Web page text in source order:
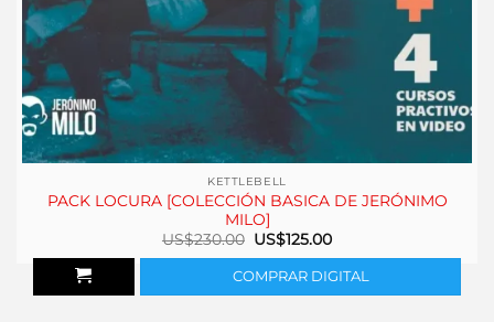
KETTLEBELL
PACK LOCURA [COLECCIÓN BASICA DE JERÓNIMO
MILO]
US$230.00 El
precio
era:
US$230.00.
US$125.00El
actual
es:
US$125.00.
COMPRAR DIGITAL